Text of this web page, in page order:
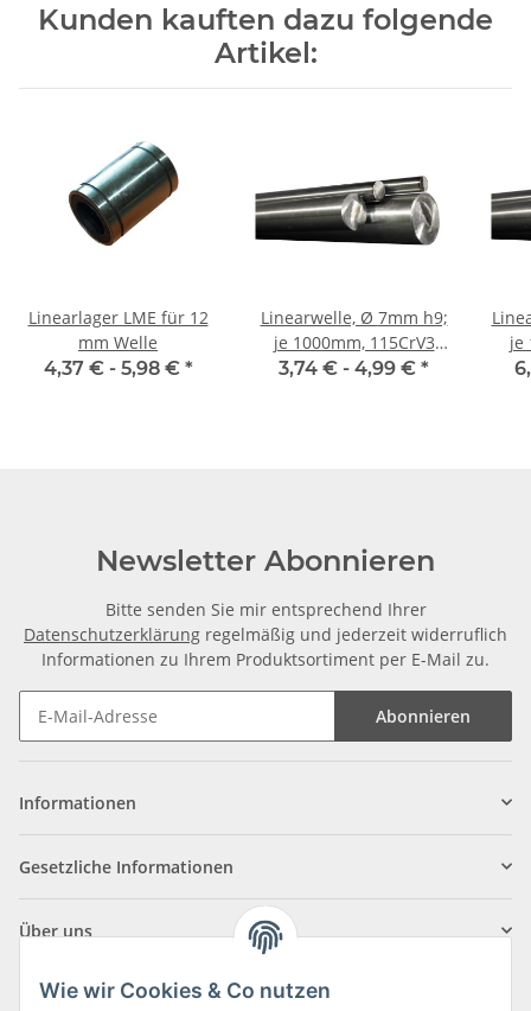
Kunden kauften dazu folgende
Artikel:
Linearlager LME für 12
mm Welle
4,37 € - 5,98 € *
Linearwelle, Ø 7mm h9;
je 1000mm, 115CrV3
geschliffen und poliert
3,74 € - 4,99 € *
je
Newsletter Abonnieren
Bitte senden Sie mir entsprechend Ihrer
Datenschutzerklärung regelmäßig und jederzeit widerruflich
Informationen zu Ihrem Produktsortiment per E-Mail zu.
Abonnieren
Informationen
Gesetzliche Informationen
Über uns
Wie wir Cookies & Co nutzen